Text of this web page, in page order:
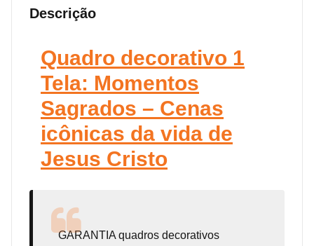
Descrição
Quadro decorativo 1
Tela: Momentos
Sagrados – Cenas
icônicas da vida de
Jesus Cristo
GARANTIA quadros decorativos